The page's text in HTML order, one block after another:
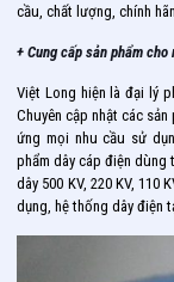
cầu, chất lượng, chính
+ Cung cấp sản phẩm
Việt Long hiện là đại lý
Chuyên cập nhật các
ứng mọi nhu cầu sử
phẩm dây cáp điện
dây 500 KV, 220 KV,
dụng, hệ thống dây điện